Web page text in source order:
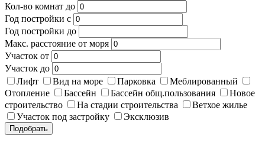
Кол-во комнат до
Год постройки с
Год постройки до
Макс. расстояние от моря
Участок от
Участок до
Лифт
Вид на море Парковка
Меблированный
Отопление
Бассейн Бассейн общ.пользования
Новое
строительство
На стадии строительства
Ветхое жилье
Участок под застройку
Эксклюзив
Подобрать